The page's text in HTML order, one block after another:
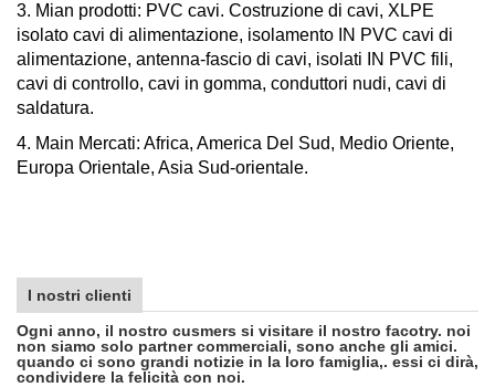
3. Mian prodotti: PVC cavi. Costruzione di cavi, XLPE
isolato cavi di alimentazione, isolamento IN PVC cavi di
alimentazione, antenna-fascio di cavi, isolati IN PVC fili,
cavi di controllo, cavi in gomma, conduttori nudi, cavi di
saldatura.
4. Main Mercati: Africa, America Del Sud, Medio Oriente,
Europa Orientale, Asia Sud-orientale.
I nostri clienti
Ogni anno, il nostro cusmers si visitare il nostro facotry. noi
non siamo solo partner commerciali, sono anche gli amici.
quando ci sono grandi notizie in la loro famiglia,. essi ci dirà,
condividere la felicità con noi.